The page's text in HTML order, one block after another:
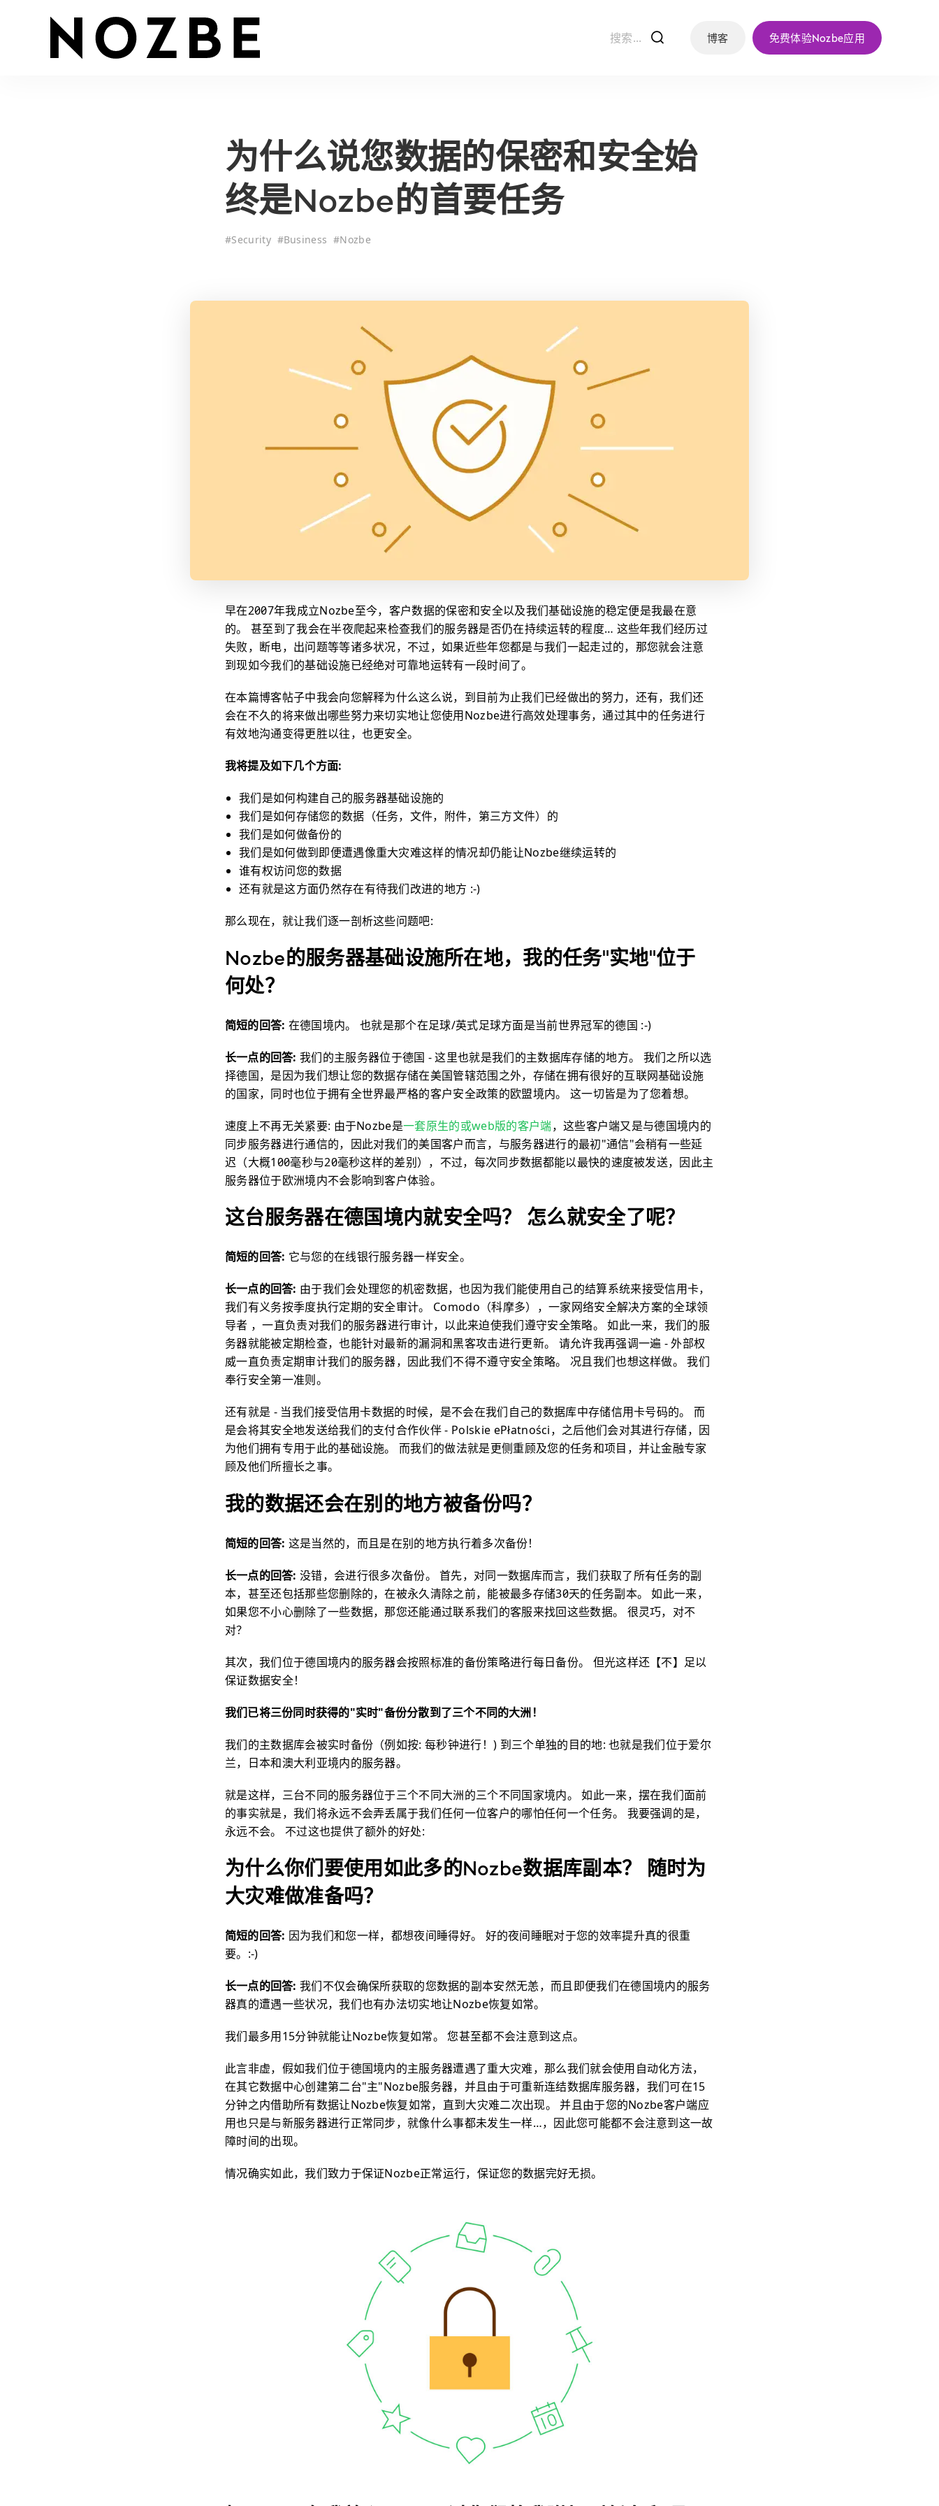
f 博客 免费体验Nozbe应用
为什么说您数据的保密和安全始
终是Nozbe的首要任务
#Security#Business #Nozbe
早在2007年我成立Nozbe至今，客户数据的保密和安全以及我们基础设施的稳定便是我最在意
的。 甚至到了我会在半夜爬起来检查我们的服务器是否仍在持续运转的程度… 这些年我们经历过
失败，断电，出问题等等诸多状况，不过，如果近些年您都是与我们一起走过的，那您就会注意
到现如今我们的基础设施已经绝对可靠地运转有一段时间了。
在本篇博客帖子中我会向您解释为什么这么说，到目前为止我们已经做出的努力，还有，我们还
会在不久的将来做出哪些努力来切实地让您使用Nozbe进行高效处理事务，通过其中的任务进行
有效地沟通变得更胜以往，也更安全。
我将提及如下几个方面:
我们是如何构建自己的服务器基础设施的
我们是如何存储您的数据（任务，文件，附件，第三方文件）的
我们是如何做备份的
我们是如何做到即便遭遇像重大灾难这样的情况却仍能让Nozbe继续运转的
谁有权访问您的数据
还有就是这方面仍然存在有待我们改进的地方 :-)
那么现在，就让我们逐一剖析这些问题吧:
Nozbe的服务器基础设施所在地，我的任务"实地"位于
何处？
简短的回答: 在德国境内。 也就是那个在足球/英式足球方面是当前世界冠军的德国 :-)
长一点的回答: 我们的主服务器位于德国 - 这里也就是我们的主数据库存储的地方。 我们之所以选
择德国，是因为我们想让您的数据存储在美国管辖范围之外，存储在拥有很好的互联网基础设施
的国家，同时也位于拥有全世界最严格的客户安全政策的欧盟境内。 这一切皆是为了您着想。
速度上不再无关紧要: 由于Nozbe是一套原生的或web版的客户端，这些客户端又是与德国境内的
同步服务器进行通信的，因此对我们的美国客户而言，与服务器进行的最初"通信"会稍有一些延
迟（大概100毫秒与20毫秒这样的差别），不过，每次同步数据都能以最快的速度被发送，因此主
服务器位于欧洲境内不会影响到客户体验。
这台服务器在德国境内就安全吗？ 怎么就安全了呢？
简短的回答: 它与您的在线银行服务器一样安全。
长一点的回答: 由于我们会处理您的机密数据，也因为我们能使用自己的结算系统来接受信用卡，
我们有义务按季度执行定期的安全审计。 Comodo（科摩多），一家网络安全解决方案的全球领
导者 ，一直负责对我们的服务器进行审计，以此来迫使我们遵守安全策略。 如此一来，我们的服
务器就能被定期检查，也能针对最新的漏洞和黑客攻击进行更新。 请允许我再强调一遍 - 外部权
威一直负责定期审计我们的服务器，因此我们不得不遵守安全策略。 况且我们也想这样做。 我们
奉行安全第一准则。
还有就是 - 当我们接受信用卡数据的时候，是不会在我们自己的数据库中存储信用卡号码的。 而
是会将其安全地发送给我们的支付合作伙伴 - Polskie ePłatności，之后他们会对其进行存储，因
为他们拥有专用于此的基础设施。 而我们的做法就是更侧重顾及您的任务和项目，并让金融专家
顾及他们所擅长之事。
我的数据还会在别的地方被备份吗？
简短的回答: 这是当然的，而且是在别的地方执行着多次备份！
长一点的回答: 没错，会进行很多次备份。 首先，对同一数据库而言，我们获取了所有任务的副
本，甚至还包括那些您删除的，在被永久清除之前，能被最多存储30天的任务副本。 如此一来，
如果您不小心删除了一些数据，那您还能通过联系我们的客服来找回这些数据。 很灵巧，对不
对？
其次，我们位于德国境内的服务器会按照标准的备份策略进行每日备份。 但光这样还【不】足以
保证数据安全！
我们已将三份同时获得的"实时"备份分散到了三个不同的大洲！
我们的主数据库会被实时备份（例如按: 每秒钟进行！) 到三个单独的目的地: 也就是我们位于爱尔
兰，日本和澳大利亚境内的服务器。
就是这样，三台不同的服务器位于三个不同大洲的三个不同国家境内。 如此一来，摆在我们面前
的事实就是，我们将永远不会弄丢属于我们任何一位客户的哪怕任何一个任务。 我要强调的是，
永远不会。 不过这也提供了额外的好处:
为什么你们要使用如此多的Nozbe数据库副本？ 随时为
大灾难做准备吗？
简短的回答: 因为我们和您一样，都想夜间睡得好。 好的夜间睡眠对于您的效率提升真的很重
要。:-)
长一点的回答: 我们不仅会确保所获取的您数据的副本安然无恙，而且即便我们在德国境内的服务
器真的遭遇一些状况，我们也有办法切实地让Nozbe恢复如常。
我们最多用15分钟就能让Nozbe恢复如常。 您甚至都不会注意到这点。
此言非虚，假如我们位于德国境内的主服务器遭遇了重大灾难，那么我们就会使用自动化方法，
在其它数据中心创建第二台"主"Nozbe服务器，并且由于可重新连结数据库服务器，我们可在15
分钟之内借助所有数据让Nozbe恢复如常，直到大灾难二次出现。 并且由于您的Nozbe客户端应
用也只是与新服务器进行正常同步，就像什么事都未发生一样…，因此您可能都不会注意到这一故
障时间的出现。
情况确实如此，我们致力于保证Nozbe正常运行，保证您的数据完好无损。